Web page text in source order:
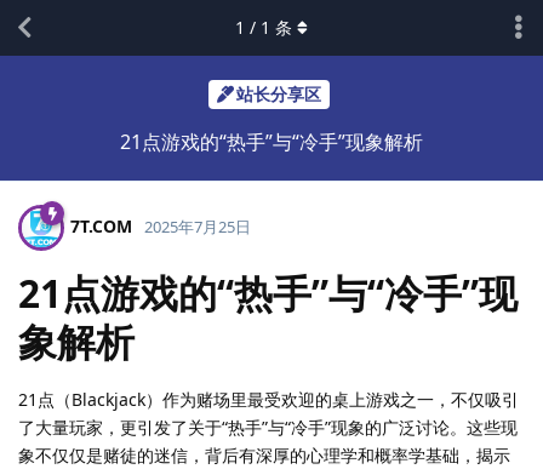
站长分享区
21点游戏的“热手”与“冷手”现象解析
1 / 1 条
7T.​COM 2025年7月25日
21点游戏的“热手”与“冷手”现
象解析
21点（Blackjack）作为赌场里最受欢迎的桌上游戏之一，不仅吸引
了大量玩家，更引发了关于“热手”与“冷手”现象的广泛讨论。这些现
象不仅仅是赌徒的迷信，背后有深厚的心理学和概率学基础，揭示